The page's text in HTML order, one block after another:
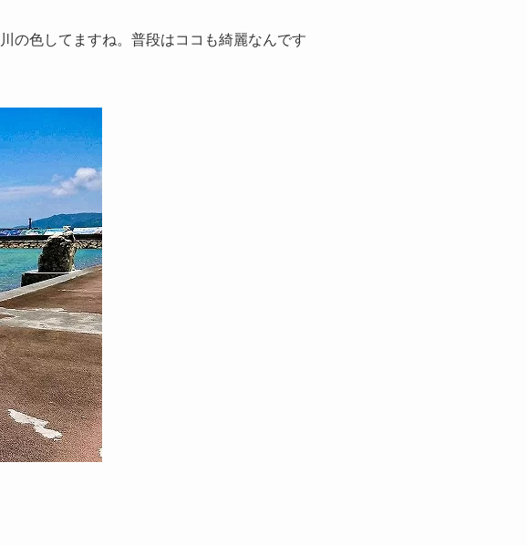
の色してますね。普段はココも綺麗なんです